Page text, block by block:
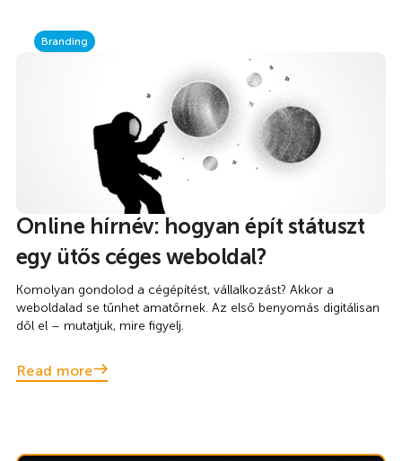
Branding
Online hírnév: hogyan épít státuszt
egy ütős céges weboldal?
Komolyan gondolod a cégépítést, vállalkozást? Akkor a
weboldalad se tűnhet amatőrnek. Az első benyomás digitálisan
dől el – mutatjuk, mire figyelj.
Read more